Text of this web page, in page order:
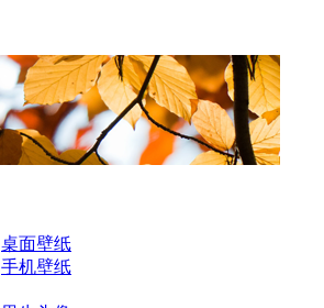
桌面壁纸
手机壁纸